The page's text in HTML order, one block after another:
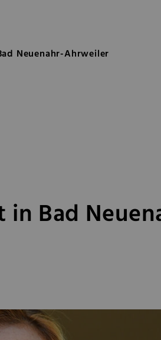
Neuenahr-
Neuenahr-Ahrweiler
Bad